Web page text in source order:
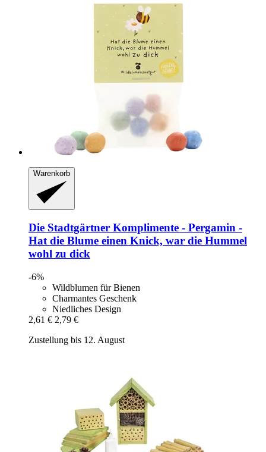
Warenkorb
Die Stadtgärtner Komplimente -​ Pergamin -​
Hat die Blume einen Knick, war die Hummel
wohl zu dick
-6%
Wildblumen für Bienen
Charmantes Geschenk
Niedliches Design
2,61 € 2,79 €
Zustellung bis 12. August